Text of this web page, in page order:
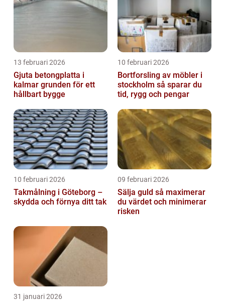
13 februari 2026
Gjuta betongplatta i
kalmar grunden för ett
hållbart bygge
10 februari 2026
Bortforsling av möbler i
stockholm så sparar du
tid, rygg och pengar
10 februari 2026
Takmålning i Göteborg –
skydda och förnya ditt tak
09 februari 2026
Sälja guld så maximerar
du värdet och minimerar
risken
31 januari 2026